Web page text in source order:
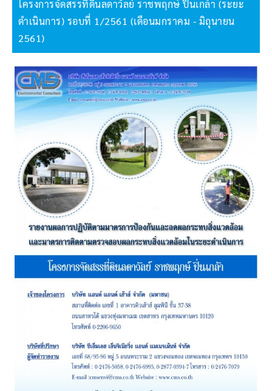
โครงการจัดสรรที่ดินลดาวัลย์ ราชพฤกษ์ ปิ่นเกล้า (ระยะ
ดำเนินการ) รอบที่ 1/2561 (เดือนมกราคม - มิถุนายน
2561)